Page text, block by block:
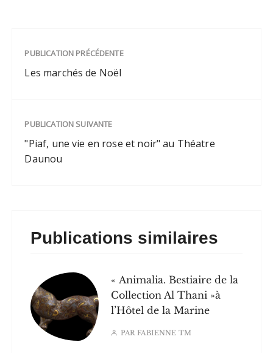
l'Alma, Paris La rue du
Faubourg Saint-Honoré
se part de ses plus belles
PUBLICATION PRÉCÉDENTE
Les marchés de Noël
PUBLICATION SUIVANTE
"Piaf, une vie en rose et noir" au Théatre
Daunou
Publications similaires
« Animalia. Bestiaire de la
Collection Al Thani »à
l’Hôtel de la Marine
PARFABIENNE TM